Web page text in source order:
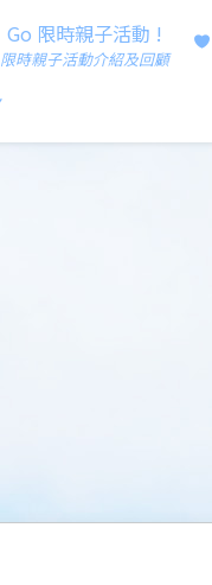
Go 限時親子活動 !
限時親子活動介紹及回顧